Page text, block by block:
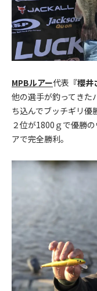
MPBルアー代表『櫻井
他の選手が釣ってきた
ち込んでブッチギリ優
２位が1800ｇで優勝
アで完全勝利。